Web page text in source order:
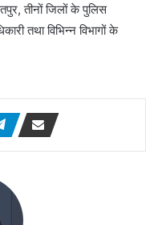
तीनों जिलों के पुलिस
तथा विभिन्न विभागों के